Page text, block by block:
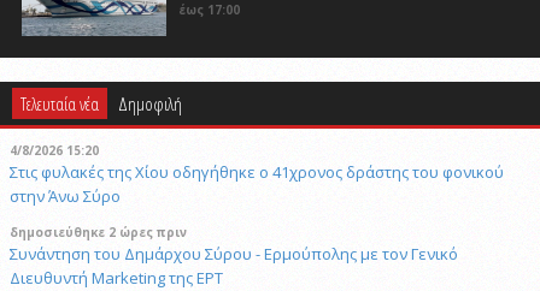
έως 17:00
Τελευταία νέα Δημοφιλή
4/8/2026 15:20
Στις φυλακές της Χίου οδηγήθηκε ο 41χρονος δράστης του φονικού
στην Άνω Σύρο
δημοσιεύθηκε 2 ώρες πριν
Συνάντηση του Δημάρχου Σύρου - Ερμούπολης με τον Γενικό
Διευθυντή Marketing της ΕΡΤ